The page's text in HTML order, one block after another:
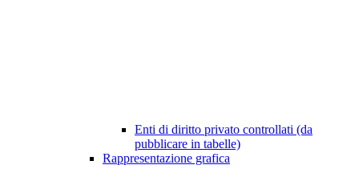
Enti di diritto privato controllati (da
pubblicare in tabelle)
Rappresentazione grafica